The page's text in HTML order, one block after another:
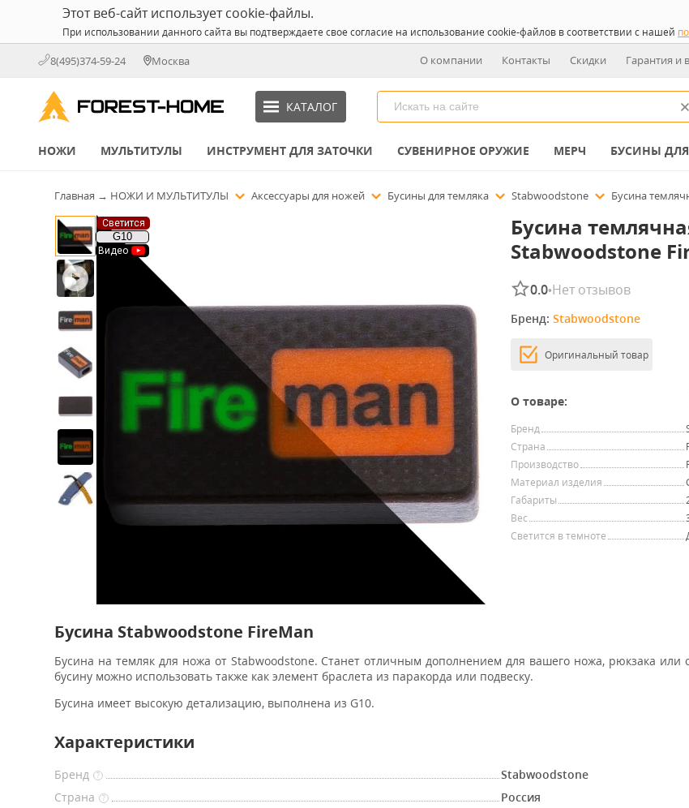
Этот веб-сайт использует cookie-файлы.
При использовании данного сайта вы подтверждаете свое согласие на использование cookie-файлов в соответствии с нашей
8(495)374-59-24 Москва О компании Контакты Скидки Гарантия и
КАТАЛОГ
НОЖИ МУЛЬТИТУЛЫ ИНСТРУМЕНТ ДЛЯ ЗАТОЧКИ СУВЕНИРНОЕ ОРУЖИЕ МЕРЧ БУСИНЫ
Главная → НОЖИ И МУЛЬТИТУЛЫ Аксессуары для ножей Бусины для темляка Stabwoodstone Бусина
Светится
G10
Видео
Бусина
Stabwoodstone
0.0•Нет отзывов
Бренд: Stabwoodstone
Оригинальный товар
О товаре:
Бренд
Страна
Производство
Материал изделия
Габариты
Вес
Светится в темноте
Бусина Stabwoodstone FireMan
Бусина на темляк для ножа от Stabwoodstone. Станет отличным дополнением для вашего ножа, рюкзака
бусину можно использовать также как элемент браслета из паракорда или подвеску.
Бусина имеет высокую детализацию, выполнена из G10.
Характеристики
Бренд ?
Stabwoodstone
Страна
?
Россия